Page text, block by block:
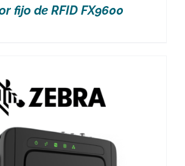
fijo de RFID FX9600